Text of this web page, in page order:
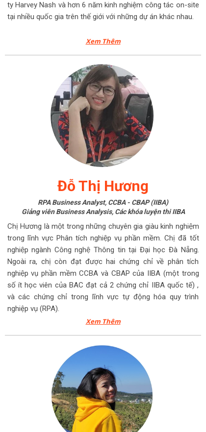
Xem Thêm
ty Harvey Nash và hơn 6 năm kinh nghiệm công tác on-site
tại nhiều quốc gia trên thế giới với những dự án khác nhau.
Xem Thêm
Đỗ Thị Hương
RPA Business Analyst, CCBA - CBAP (IIBA)
Giảng viên Business Analysis, Các khóa luyện thi IIBA
Chị Hương là một trong những chuyên gia giàu kinh nghiệm
trong lĩnh vực Phân tích nghiệp vụ phần mềm. Chị đã tốt
nghiệp ngành Công nghệ Thông tin tại Đại học Đà Nẵng.
Ngoài ra, chị còn đạt được hai chứng chỉ về phân tích
nghiệp vụ phần mềm CCBA và CBAP của IIBA (một trong
số ít học viên của BAC đạt cả 2 chứng chỉ IIBA quốc tế) ,
và các chứng chỉ trong lĩnh vực tự động hóa quy trình
nghiệp vụ (RPA).